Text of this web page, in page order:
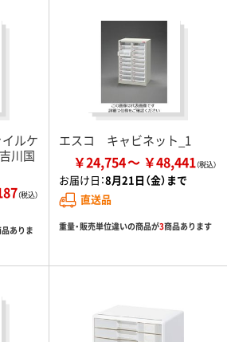
ルケ
川国
ありま
エスコ キャビネット_1
￥24,754 ￥48,441
お届け日：8月21日（金）まで
直送品
重量・販売単位違いの商品が3商品あります